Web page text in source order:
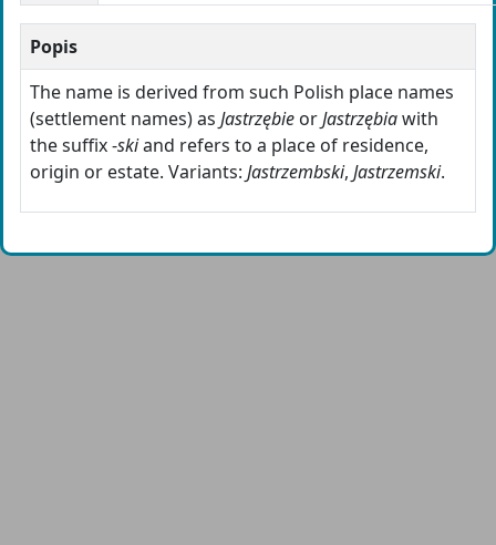
Popis
The name is derived from such Polish place names
(settlement names) as Jastrzębie orJastrzębiawith
the suffix -skiand refers to a place of residence,
origin or estate. Variants: Jastrzembski, Jastrzemski.